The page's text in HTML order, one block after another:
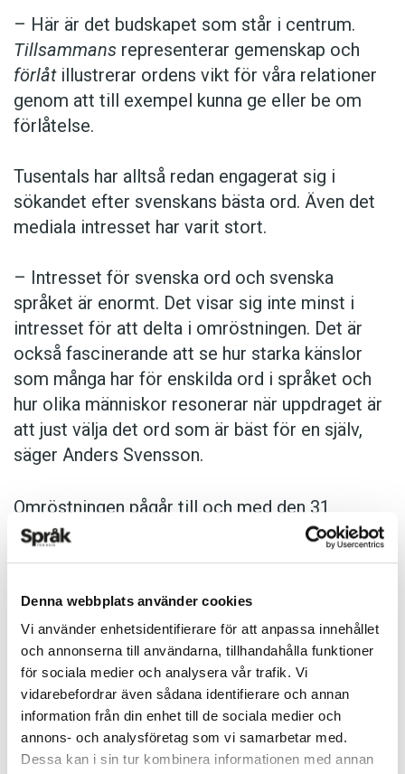
Denna webbplats använder cookies
Vi använder enhetsidentifierare för att anpassa innehållet
och annonserna till användarna, tillhandahålla funktioner
för sociala medier och analysera vår trafik. Vi
vidarebefordrar även sådana identifierare och annan
information från din enhet till de sociala medier och
annons- och analysföretag som vi samarbetar med.
Dessa kan i sin tur kombinera informationen med annan
– Här är det budskapet som står i centrum.
Tillsammans representerar gemenskap och
förlåtillustrerar ordens vikt för våra relationer
genom att till exempel kunna ge eller be om
förlåtelse.
Tusentals har alltså redan engagerat sig i
sökandet efter svenskans bästa ord. Även det
mediala intresset har varit stort.
– Intresset för svenska ord och svenska
språket är enormt. Det visar sig inte minst i
intresset för att delta i omröstningen. Det är
också fascinerande att se hur starka känslor
som många har för enskilda ord i språket och
hur olika människor resonerar när uppdraget är
att just välja det ord som är bäst för en själv,
säger Anders Svensson.
Omröstningen pågår till och med den 31
december 2025.
Omröstningen sker på
spraktidningen.se/ordet.
Här är samtliga tio kandidater i omröstningen:
1.allemansrätt
2.dagsmeja
3.fika
4.förgätmigej
5.förlåt
6.ju